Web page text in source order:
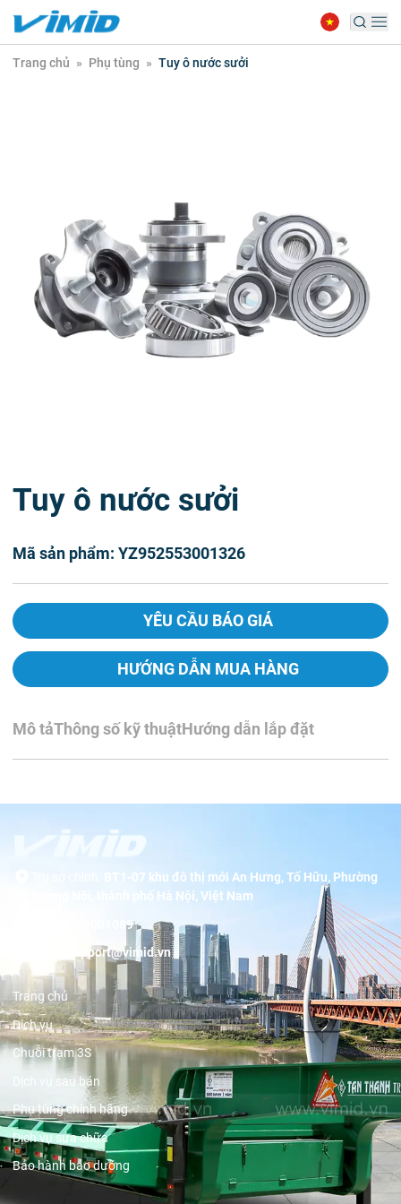
Trang chủ » Phụ tùng » Tuy ô nước sưởi
Tuy ô nước sưởi
Mã sản phẩm: YZ952553001326
YÊU CẦU BÁO GIÁ
HƯỚNG DẪN MUA HÀNG
Mô tảThông số kỹ thuậtHướng dẫn lắp đặt
BT1-07 khu đô thị mới An Hưng, Tố Hữu, Phường
Dương Nội, thành phố Hà Nội, Việt Nam
19001089
support@vimid.vn
Trang chủ
Dịch vụ
Chuỗi trạm 3S
Dịch vụ sau bán
Phụ tùng chính hãng
Dịch vụ sửa chữa
Bảo hành bảo dưỡng